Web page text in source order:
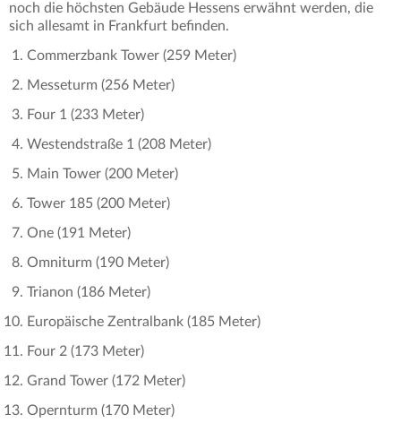
noch die höchsten Gebäude Hessens erwähnt werden, die
sich allesamt in Frankfurt befinden.
Commerzbank Tower (259 Meter)
Messeturm (256 Meter)
Four 1 (233 Meter)
Westendstraße 1 (208 Meter)
Main Tower (200 Meter)
Tower 185 (200 Meter)
One (191 Meter)
Omniturm (190 Meter)
Trianon (186 Meter)
Europäische Zentralbank (185 Meter)
Four 2 (173 Meter)
Grand Tower (172 Meter)
Opernturm (170 Meter)